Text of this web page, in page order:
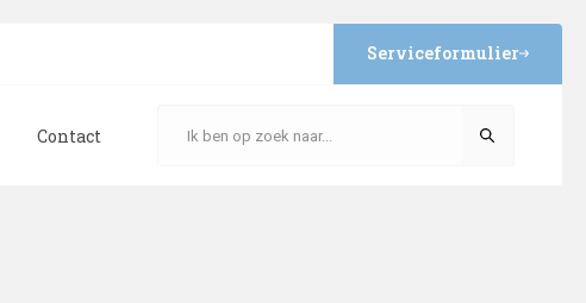
Serviceformulier
Contact